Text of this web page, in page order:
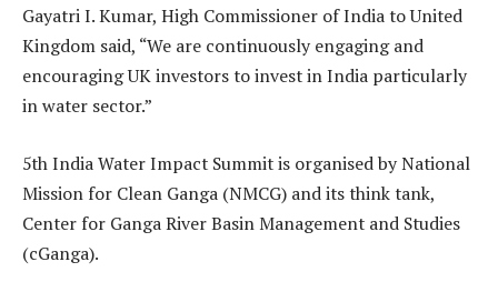
Gayatri I. Kumar, High Commissioner of India to United
Kingdom said, “We are continuously engaging and
encouraging UK investors to invest in India particularly
in water sector.”
5th India Water Impact Summit is organised by National
Mission for Clean Ganga (NMCG) and its think tank,
Center for Ganga River Basin Management and Studies
(cGanga).